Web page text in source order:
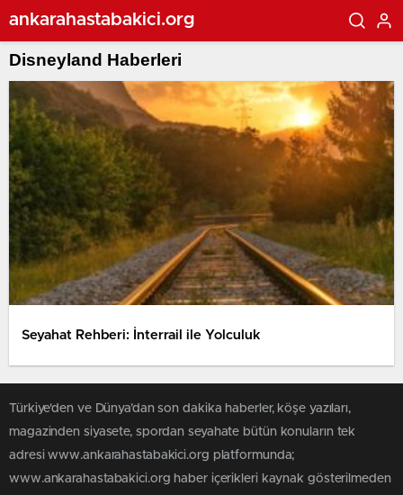
ankarahastabakici.org
Disneyland Haberleri
Seyahat Rehberi: İnterrail ile Yolculuk
Türkiye'den ve Dünya’dan son dakika haberler, köşe yazıları,
magazinden siyasete, spordan seyahate bütün konuların tek
adresi www.ankarahastabakici.org platformunda;
www.ankarahastabakici.org haber içerikleri kaynak gösterilmeden